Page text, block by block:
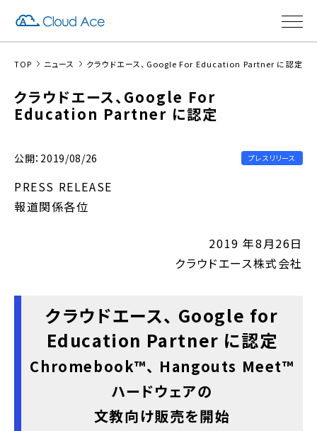
TOP ニュース クラウドエース、Google For Education Partner に認定
クラウドエース、Google For
Education Partner に認定
公開：2019/08/26 プレスリリース
PRESS RELEASE
報道関係各位
2019 年8月26日
クラウドエース株式会社
クラウドエース、 Google for
Education Partner に認定
Chromebook™️、 Hangouts Meet™
ハードウェアの
文教向け販売を開始